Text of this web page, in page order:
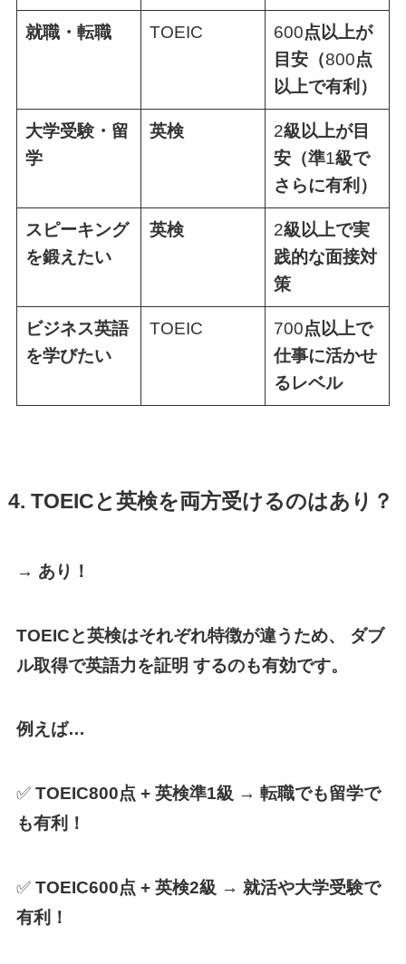
就職・転職 TOEIC 600点以上が
目安（800点
以上で有利）
大学受験・留
学
英検 2級以上が目
安（準1級で
さらに有利）
スピーキング
を鍛えたい
英検 2級以上で実
践的な面接対
策
ビジネス英語
を学びたい
TOEIC 700点以上で
仕事に活かせ
るレベル
4. TOEICと英検を両方受けるのはあり？
→ あり！
TOEICと英検はそれぞれ特徴が違うため、 ダブ
ル取得で英語力を証明 するのも有効です。
例えば…
✅TOEIC800点 + 英検準1級 → 転職でも留学で
も有利！
✅TOEIC600点 + 英検2級 → 就活や大学受験で
有利！